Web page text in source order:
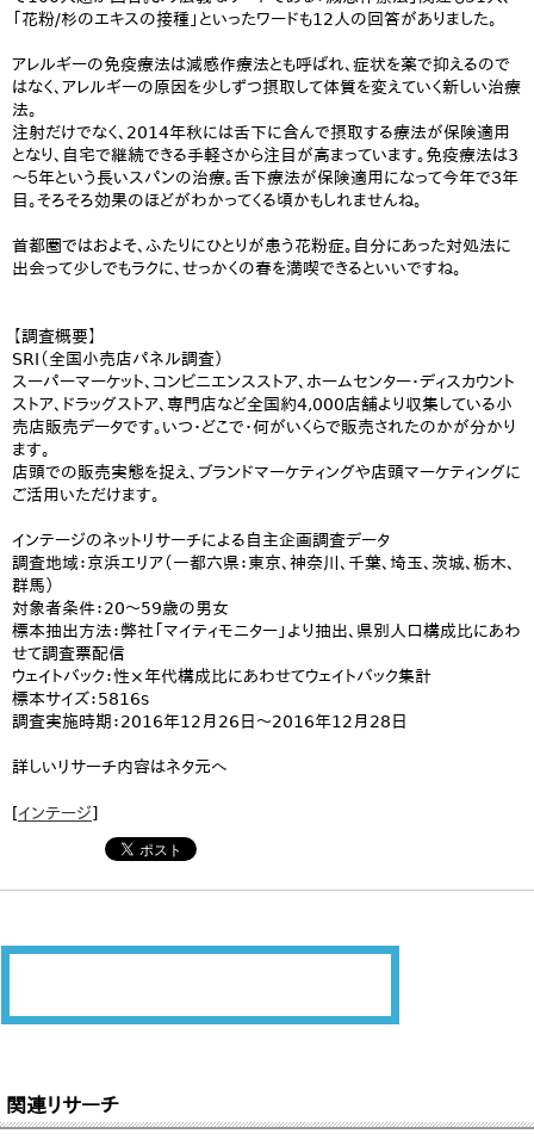
「花粉/杉のエキスの接種」といったワードも12人の回答がありました。
アレルギーの免疫療法は減感作療法とも呼ばれ、症状を薬で抑えるので
はなく、アレルギーの原因を少しずつ摂取して体質を変えていく新しい治療
法。
注射だけでなく、2014年秋には舌下に含んで摂取する療法が保険適用
となり、自宅で継続できる手軽さから注目が高まっています。免疫療法は3
～５年という長いスパンの治療。舌下療法が保険適用になって今年で３年
目。そろそろ効果のほどがわかってくる頃かもしれませんね。
首都圏ではおよそ、ふたりにひとりが患う花粉症。自分にあった対処法に
出会って少しでもラクに、せっかくの春を満喫できるといいですね。
【調査概要】
SRI（全国小売店パネル調査）
スーパーマーケット、コンビニエンスストア、ホームセンター・ディスカウント
ストア、ドラッグストア、専門店など全国約4,000店舗より収集している小
売店販売データです。いつ・どこで・何がいくらで販売されたのかが分かり
ます。
店頭での販売実態を捉え、ブランドマーケティングや店頭マーケティングに
ご活用いただけます。
インテージのネットリサーチによる自主企画調査データ
調査地域：京浜エリア（一都六県：東京、神奈川、千葉、埼玉、茨城、栃木、
群馬）
対象者条件：20〜59歳の男女
標本抽出方法：弊社「マイティモニター」より抽出、県別人口構成比にあわ
せて調査票配信
ウェイトバック：性×年代構成比にあわせてウェイトバック集計
標本サイズ：5816s
調査実施時期：2016年12月26日～2016年12月28日
詳しいリサーチ内容はネタ元へ
[インテージ]
関連リサーチ